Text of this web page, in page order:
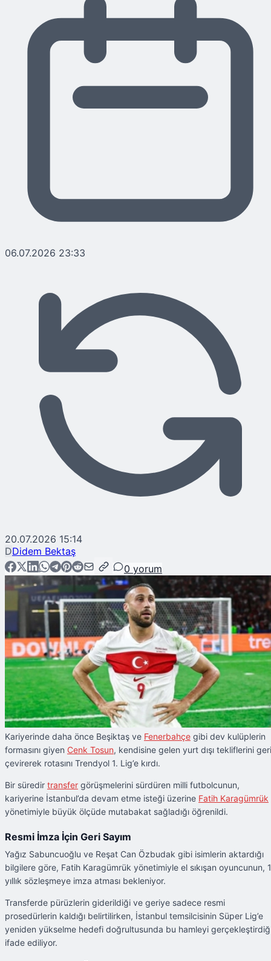
06.07.2026 23:33
20.07.2026 15:14
DDidem Bektaş
0 yorum
Kariyerinde daha önce Beşiktaş ve Fenerbahçe gibi dev kulüplerin
formasını giyen Cenk Tosun, kendisine gelen yurt dışı tekliflerini geri
çevirerek rotasını Trendyol 1. Lig’e kırdı.
Bir süredir transfer görüşmelerini sürdüren milli futbolcunun,
kariyerine İstanbul’da devam etme isteği üzerine Fatih Karagümrük
yönetimiyle büyük ölçüde mutabakat sağladığı öğrenildi.
Resmi İmza İçin Geri Sayım
Yağız Sabuncuoğlu ve Reşat Can Özbudak gibi isimlerin aktardığı
bilgilere göre, Fatih Karagümrük yönetimiyle el sıkışan oyuncunun, 1
yıllık sözleşmeye imza atması bekleniyor.
Transferde pürüzlerin giderildiği ve geriye sadece resmi
prosedürlerin kaldığı belirtilirken, İstanbul temsilcisinin Süper Lig’e
yeniden yükselme hedefi doğrultusunda bu hamleyi
ifade ediliyor.